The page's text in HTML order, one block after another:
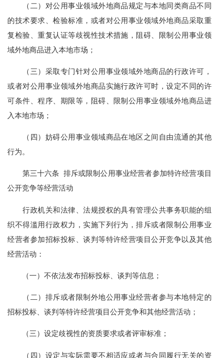
（二）对公用事业领域外地商品规定与本地同类商品不同
的技术要求、检验标准，或者对公用事业领域外地商品采取重
复检验、重复认证等歧视性技术措施，阻碍、限制公用事业领
域外地商品进入本地市场；
（三）采取专门针对公用事业领域外地商品的行政许可，
或者对公用事业领域外地商品实施行政许可时，设定不同的许
可条件、程序、期限等，阻碍、限制公用事业领域外地商品进
入本地市场；
（四）妨碍公用事业领域商品在地区之间自由流通的其他
行为。
第三十六条 排斥或限制公用事业经营者参加特许经营项目
公开竞争等经营活动
行政机关和法律、法规授权的具有管理公共事务职能的组
织不得滥用行政权力，实施下列行为，排斥或者限制公用事业
经营者参加招标投标、谈判等特许经营项目公开竞争以及其他
经营活动：
（一）不依法发布招标投标、谈判等信息；
（二）排斥或者限制外地公用事业经营者参与本地特定的
招标投标、谈判等特许经营项目公开竞争和其他经营活动；
（三）设定歧视性的资质要求或者评审标准；
（四）设定与实际需要不相适应或者与合同履行无关的资